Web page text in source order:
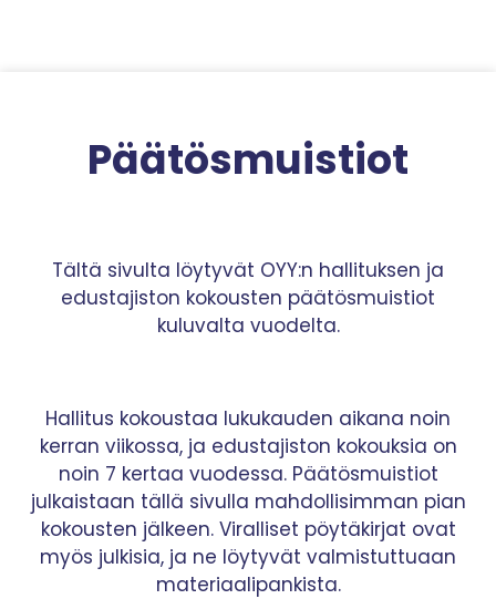
Päätösmuistiot
Tältä sivulta löytyvät OYY:n hallituksen ja
edustajiston kokousten päätösmuistiot
kuluvalta vuodelta.
Hallitus kokoustaa lukukauden aikana noin
kerran viikossa, ja edustajiston kokouksia on
noin 7 kertaa vuodessa. Päätösmuistiot
julkaistaan tällä sivulla mahdollisimman pian
kokousten jälkeen. Viralliset pöytäkirjat ovat
myös julkisia, ja ne löytyvät valmistuttuaan
materiaalipankista.